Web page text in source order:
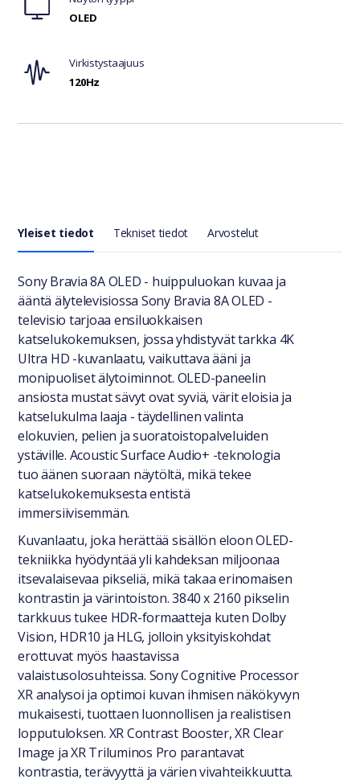
OLED
Virkistystaajuus
120Hz
Yleiset tiedot Tekniset tiedot Arvostelut
Yleiset tiedot
Sony Bravia 8A OLED - huippuluokan kuvaa ja
ääntä älytelevisiossa Sony Bravia 8A OLED -
televisio tarjoaa ensiluokkaisen
katselukokemuksen, jossa yhdistyvät tarkka 4K
Ultra HD -kuvanlaatu, vaikuttava ääni ja
monipuoliset älytoiminnot. OLED-paneelin
ansiosta mustat sävyt ovat syviä, värit eloisia ja
katselukulma laaja - täydellinen valinta
elokuvien, pelien ja suoratoistopalveluiden
ystäville. Acoustic Surface Audio+ -teknologia
tuo äänen suoraan näytöltä, mikä tekee
katselukokemuksesta entistä
immersiivisemmän.
Kuvanlaatu, joka herättää sisällön eloon OLED-
tekniikka hyödyntää yli kahdeksan miljoonaa
itsevalaisevaa pikseliä, mikä takaa erinomaisen
kontrastin ja värintoiston. 3840 x 2160 pikselin
tarkkuus tukee HDR-formaatteja kuten Dolby
Vision, HDR10 ja HLG, jolloin yksityiskohdat
erottuvat myös haastavissa
valaistusolosuhteissa. Sony Cognitive Processor
XR analysoi ja optimoi kuvan ihmisen näkökyvyn
mukaisesti, tuottaen luonnollisen ja realistisen
lopputuloksen. XR Contrast Booster, XR Clear
Image ja XR Triluminos Pro parantavat
kontrastia, terävyyttä ja värien vivahteikkuutta.